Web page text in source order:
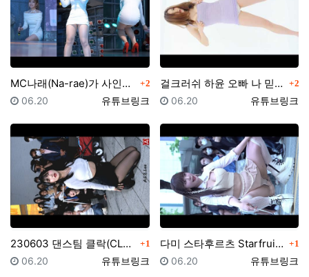
MC나래(Na-rae)가 사인CD 나눠주는 순간은 어두… 댓글
2
등록자
유튜브링크
등록일
06.20
걸크러쉬 하윤 오빠 나 믿지?직캠 GIRLCRUSH H… 댓글
2
등록자
유튜브링크
등록일
06.20
230603 댄스팀 클락(CLOCK) 서영 SeoYou… 댓글
1
등록자
유튜브링크
등록일
06.20
다미 스타후르츠 Starfruit dami Dancer… 댓글
1
등록자
유튜브링크
등록일
06.20